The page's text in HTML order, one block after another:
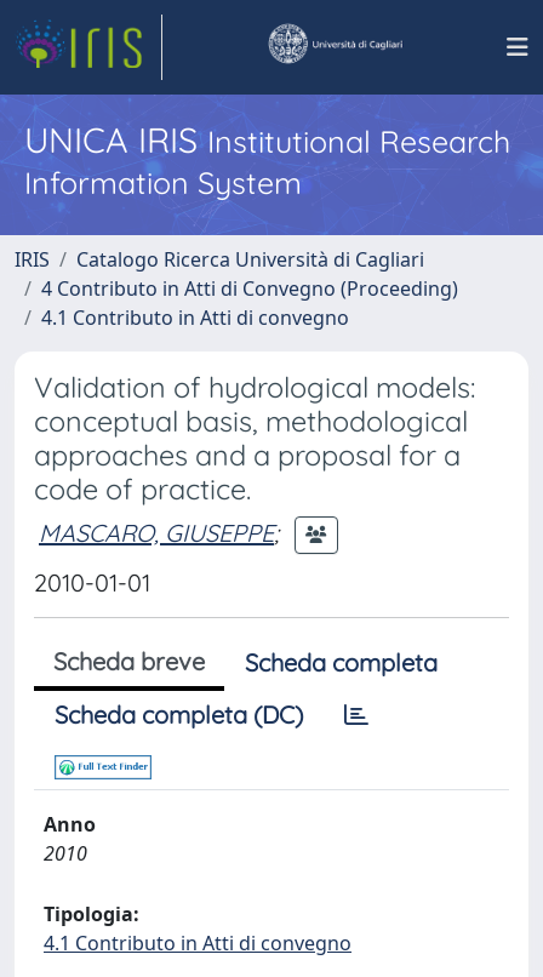
UNICA IRISInstitutional Research
Information System
IRIS
Catalogo Ricerca Università di Cagliari
4 Contributo in Atti di Convegno (Proceeding)
4.1 Contributo in Atti di convegno
Validation of hydrological models:
conceptual basis, methodological
approaches and a proposal for a
code of practice.
MASCARO, GIUSEPPE;
2010-01-01
Scheda breve
Scheda completa
Scheda completa (DC)
Anno
2010
Tipologia:
4.1 Contributo in Atti di convegno